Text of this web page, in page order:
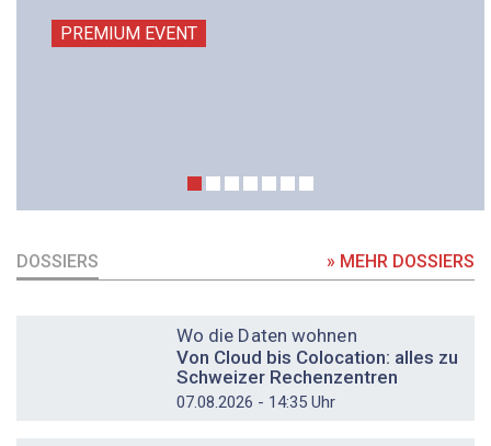
PREMIUM EVENT
DOSSIERS » MEHR DOSSIERS
Wo die Daten wohnen
Von Cloud bis Colocation: alles zu
Schweizer Rechenzentren
07.08.2026 - 14:35 Uhr